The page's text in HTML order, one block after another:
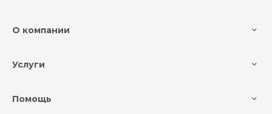
О компании
Услуги
Помощь